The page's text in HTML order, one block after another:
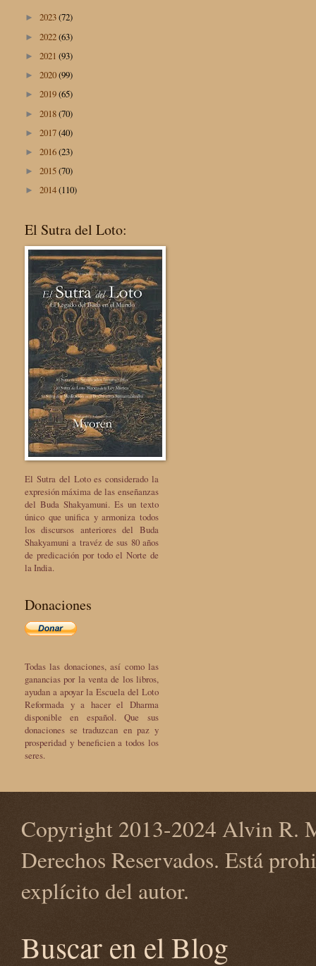
► 2023(72)
► 2022(63)
► 2021 (93)
► 2020(99)
► 2019(65)
► 2018(70)
► 2017(40)
► 2016(23)
► 2015(70)
► 2014(110)
El Sutra del Loto:
El Sutra del Loto es considerado la
expresión máxima de las enseñanzas
del Buda Shakyamuni. Es un texto
único que unifica y armoniza todos
los discursos anteriores del Buda
Shakyamuni a travéz de sus 80 años
de predicación por todo el Norte de
la India.
Donaciones
Todas las donaciones, así como las
ganancias por la venta de los libros,
ayudan a apoyar la Escuela del Loto
Reformada y a hacer el Dharma
disponible en español. Que sus
donaciones se traduzcan en paz y
prosperidad y beneficien a todos los
seres.
Copyright 2013-2024 Alvin R.
Derechos Reservados. Está
explícito del autor.
Buscar en el Blog